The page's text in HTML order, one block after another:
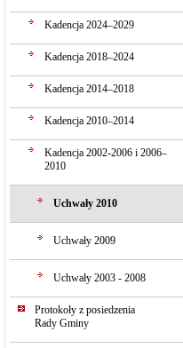
Kadencja 2024–2029
Kadencja 2018–2024
Kadencja 2014–2018
Kadencja 2010–2014
Kadencja 2002-2006 i 2006–
2010
Uchwały 2010
Uchwały 2009
Uchwały 2003 - 2008
Protokoły z posiedzenia
Rady Gminy